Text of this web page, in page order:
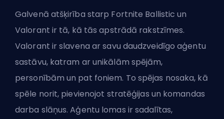
Galvenā atšķirība starp Fortnite Ballisticun
Valorant ir tā, kā tās apstrādā rakstzīmes.
Valorant ir slavena ar savu daudzveidīgo aģentu
sastāvu, katram ar unikālām spējām,
personībām un pat foniem. To spējas nosaka, kā
spēle norit, pievienojot stratēģijas un komandas
darba slāņus. Aģentu lomas ir sadalītas,